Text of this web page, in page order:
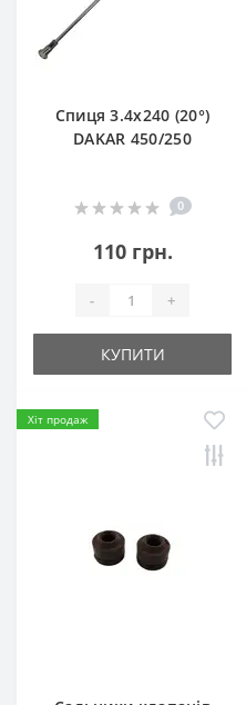
Спиця 3.4х240 (20°)
DAKAR 450/250
0
110 грн.
- +
КУПИТИ
Хіт продаж